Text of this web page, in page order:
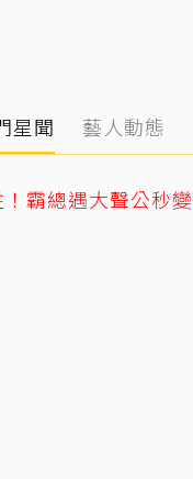
星聞 藝人動態